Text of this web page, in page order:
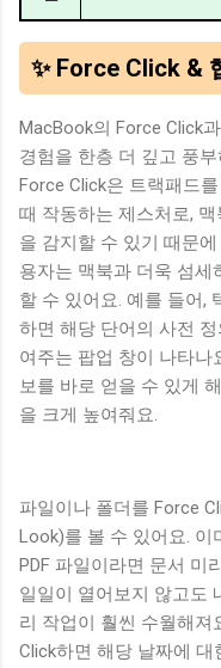
✨ Force Click &
MacBook의 Force Click
경험을 한층 더 깊고 풍
Force Click은 트랙패드
때 작동하는 제스처로,
을 감지할 수 있기 때문
용자는 맥북과 더욱 섬세
할 수 있어요. 예를 들어,
하면 해당 단어의 사전
여주는 팝업 창이 나타나
보를 바로 얻을 수 있게
을 크게 높여줘요.
파일이나 폴더를 Force
Look)를 볼 수 있어요.
PDF 파일이라면 문서 미
일일이 열어보지 않고도
리 작업이 훨씬 수월해져
Click하면 해당 날짜에